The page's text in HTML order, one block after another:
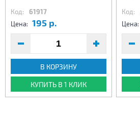
Код: 61917
Цена: 195 р.
В КОРЗИНУ
КУПИТЬ В 1 КЛИК
Код:
Цена: